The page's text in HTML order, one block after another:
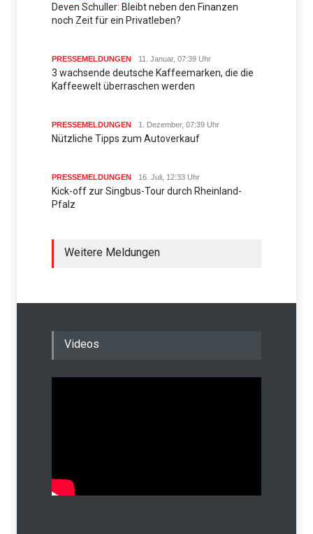
Deven Schuller: Bleibt neben den Finanzen
noch Zeit für ein Privatleben?
PRESSEMELDUNGEN 11. Januar, 07:39 Uhr
3 wachsende deutsche Kaffeemarken, die die
Kaffeewelt überraschen werden
PRESSEMELDUNGEN 1. Dezember, 07:39 Uhr
Nützliche Tipps zum Autoverkauf
PRESSEMELDUNGEN 16. Juli, 12:33 Uhr
Kick-off zur Singbus-Tour durch Rheinland-
Pfalz
Weitere Meldungen
Videos